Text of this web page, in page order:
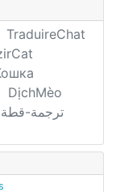
TraduireChat
DịchMèo
ترجمة-قطة